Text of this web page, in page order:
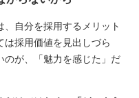
、自分を採用するメリット
は採用価値を見出しづら
のが、「魅力を感じた」だ